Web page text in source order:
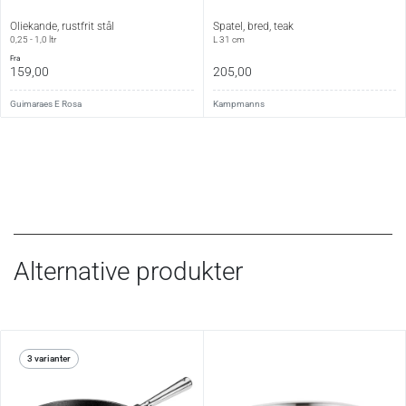
Oliekande, rustfrit stål
0,25 - 1,0 ltr
fra
159,00
Guimaraes E Rosa
Spatel, bred, teak
L 31 cm
205,00
Kampmanns
Alternative produkter
3 varianter